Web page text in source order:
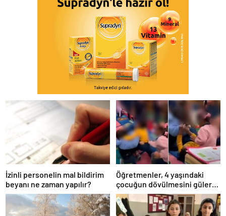
İzinli personelin mal bildirim
beyanı ne zaman yapılır?
Öğretmenler, 4 yaşındaki
çocuğun dövülmesini gülerek
izledi